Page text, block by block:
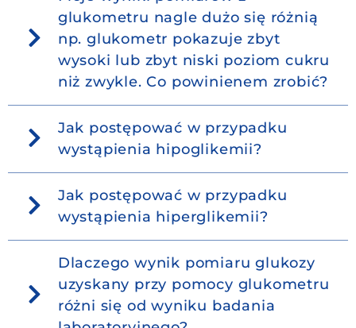
glukometru nagle dużo się różnią
np. glukometr pokazuje zbyt
wysoki lub zbyt niski poziom cukru
niż zwykle. Co powinienem zrobić?
Jak postępować w przypadku
wystąpienia hipoglikemii?
Jak postępować w przypadku
wystąpienia hiperglikemii?
Dlaczego wynik pomiaru glukozy
uzyskany przy pomocy glukometru
różni się od wyniku badania